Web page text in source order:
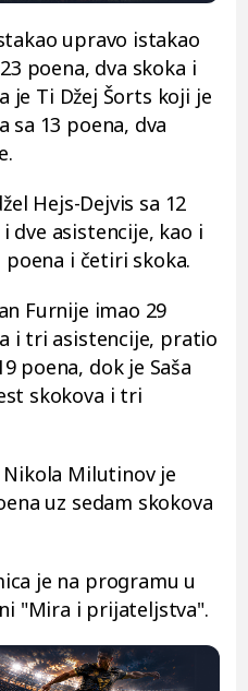
upravo istakao
poena, dva skoka i
je Ti Džej Šorts koji je
sa 13 poena, dva
Hejs-Dejvis sa 12
dve asistencije, kao i
poena i četiri skoka.
Furnije imao 29
i tri asistencije, pratio
poena, dok je Saša
skokova i tri
Milutinov je
uz sedam skokova
je na programu u
"Mira i prijateljstva".